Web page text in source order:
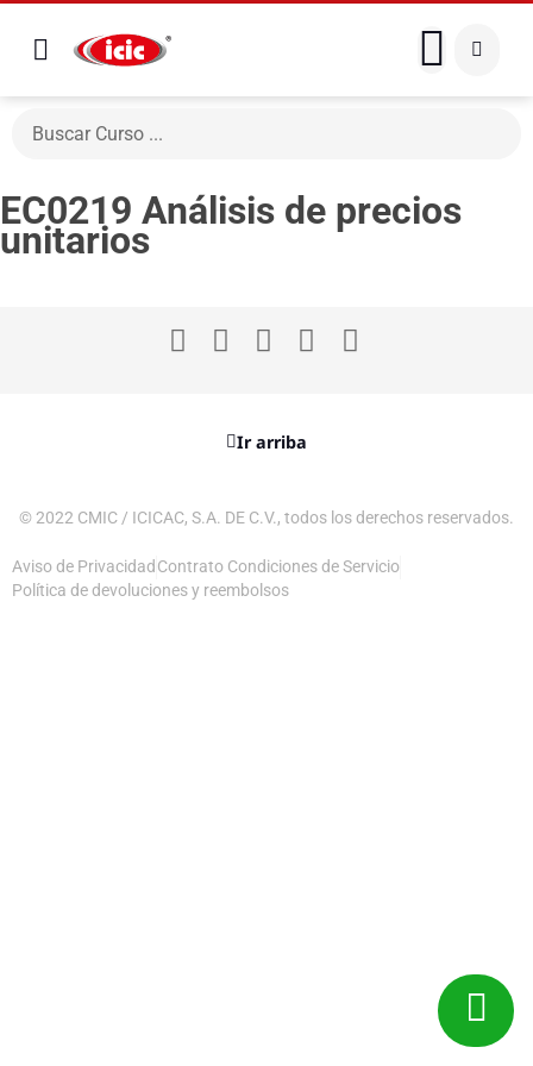
EC0219 Análisis de precios
unitarios
Ir arriba
© 2022 CMIC / ICICAC, S.A. DE C.V., todos los derechos reservados.
Aviso de Privacidad Contrato Condiciones de Servicio
Política de devoluciones y reembolsos